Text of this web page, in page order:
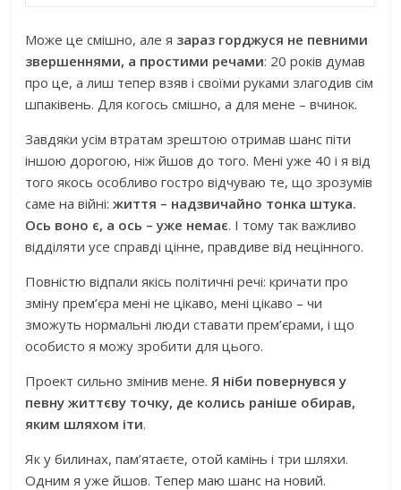
Може це смішно, але я зараз горджуся не певними
звершеннями, а простими речами: 20 років думав
про це, а лиш тепер взяв і своїми руками злагодив сім
шпаківень. Для когось смішно, а для мене – вчинок.
Завдяки усім втратам зрештою отримав шанс піти
іншою дорогою, ніж йшов до того. Мені уже 40 і я від
того якось особливо гостро відчуваю те, що зрозумів
саме на війні:життя – надзвичайно тонка штука.
Ось воно є, а ось – уже немає. І тому так важливо
відділяти усе справді цінне, правдиве від нецінного.
Повністю відпали якісь політичні речі: кричати про
зміну прем’єра мені не цікаво, мені цікаво – чи
зможуть нормальні люди ставати прем’єрами, і що
особисто я можу зробити для цього.
Проект сильно змінив мене.Я ніби повернувся у
певну життєву точку, де колись раніше обирав,
яким шляхом іти.
Як у билинах, пам’ятаєте, отой камінь і три шляхи.
Одним я уже йшов. Тепер маю шанс на новий.